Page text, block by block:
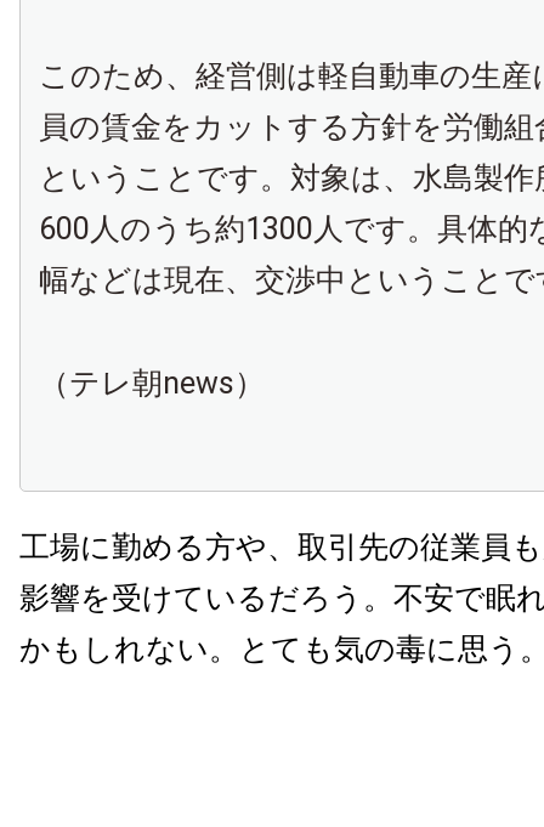
このため、経営側は軽自動車の生
員の賃金をカットする方針を労働
ということです。対象は、水島製
600人のうち約1300人です。具体的
幅などは現在、交渉中ということで
（テレ朝news）
工場に勤める方や、取引先の従業員
影響を受けているだろう。不安で眠
かもしれない。とても気の毒に思う